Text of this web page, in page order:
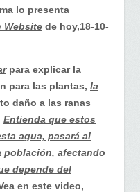
lo presenta
Website de hoy,18-10-
para explicar la
para las plantas, la
daño a las ranas
Entienda que estos
agua, pasará al
población, afectando
depende del
en este video,